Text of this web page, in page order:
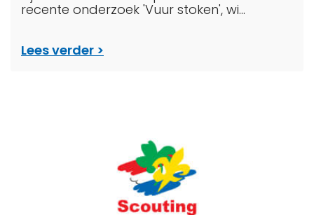
recente onderzoek 'Vuur stoken', wi...
Lees verder